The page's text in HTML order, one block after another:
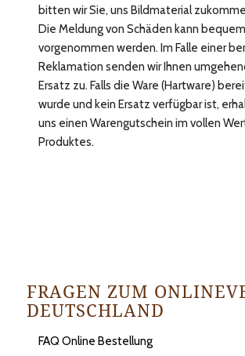
bitten wir Sie, uns Bildmaterial
Die Meldung von Schäden kann bequem
vorgenommen werden. Im Falle einer
Reklamation senden wir Ihnen
Ersatz zu. Falls die Ware (Hartware)
wurde und kein Ersatz verfügbar ist,
uns einen Warengutschein im vollen
Produktes.
FRAGEN ZUM
DEUTSCHLAND
FAQ Online Bestellung